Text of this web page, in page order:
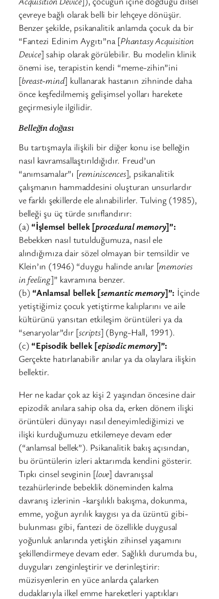
çevreye bağlı olarak belli bir lehçeye dönüşür.
Benzer şekilde, psikanalitik anlamda çocuk da bir
“Fantezi Edinim Aygıtı”na [Phantasy Acquisition
Device] sahip olarak görülebilir. Bu modelin klinik
önemi ise, terapistin kendi “meme-zihin”ini
[breast-mind] kullanarak hastanın zihninde daha
önce keşfedilmemiş gelişimsel yolları harekete
geçirmesiyle ilgilidir.
Belleğin doğası
Bu tartışmayla ilişkili bir diğer konu ise belleğin
nasıl kavramsallaştırıldığıdır. Freud’un
“anımsamalar”ı [reminiscences], psikanalitik
çalışmanın hammaddesini oluşturan unsurlardır
ve farklı şekillerde ele alınabilirler. Tulving (1985),
belleği şu üç türde sınıflandırır:
(a) “İşlemsel bellek [procedural memory]”:
Bebekken nasıl tutulduğumuza, nasıl ele
alındığımıza dair sözel olmayan bir temsildir ve
Klein’ın (1946) “duygu halinde anılar [memories
in feeling]” kavramına benzer.
(b) “Anlamsal bellek [semantic memory]”: İçinde
yetiştiğimiz çocuk yetiştirme kalıplarını ve aile
kültürünü yansıtan etkileşim örüntüleri ya da
“senaryolar”dır [scripts] (Byng-Hall, 1991).
(c) “Episodik bellek [episodic memory]”:
Gerçekte hatırlanabilir anılar ya da olaylara ilişkin
bellektir.
Her ne kadar çok az kişi 2 yaşından öncesine dair
epizodik anılara sahip olsa da, erken dönem ilişki
örüntüleri dünyayı nasıl deneyimlediğimizi ve
ilişki kurduğumuzu etkilemeye devam eder
(“anlamsal bellek”). Psikanalitik bakış açısından,
bu örüntülerin izleri aktarımda kendini gösterir.
Tıpkı cinsel sevginin [love] davranışsal
tezahürlerinde bebeklik döneminden kalma
davranış izlerinin -karşılıklı bakışma, dokunma,
emme, yoğun ayrılık kaygısı ya da üzüntü gibi-
bulunması gibi, fantezi de özellikle duygusal
yoğunluk anlarında yetişkin zihinsel yaşamını
şekillendirmeye devam eder. Sağlıklı durumda bu,
duyguları zenginleştirir ve derinleştirir:
müzisyenlerin en yüce anlarda çalarken
dudaklarıyla ilkel emme hareketleri yaptıkları